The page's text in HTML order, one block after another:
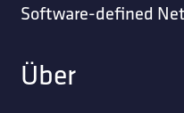
Software-defined
Über